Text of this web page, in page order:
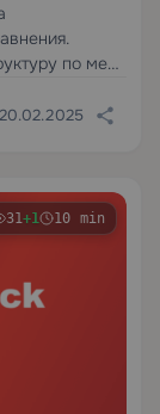
по мере
растущие
20.02.2025
31+1 10 min